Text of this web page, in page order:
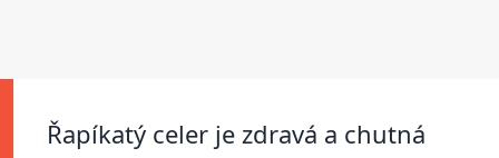
Řapíkatý celer je zdravá a chutná